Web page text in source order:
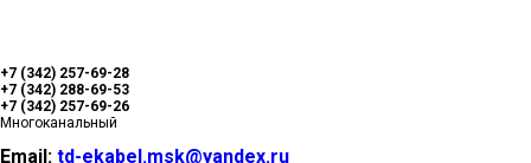
+7 (342) 257-69-28
+7 (342) 288-69-53
+7 (342) 257-69-26
Многоканальный
Email: td-ekabel.msk@yandex.ru